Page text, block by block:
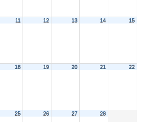
11 12 13 14 15
18 19 20 21 22
25 26 27 28